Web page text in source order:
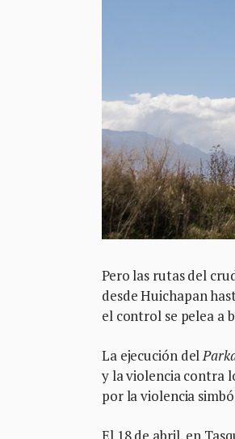
Pero las rutas del
desde Huichapan
el control se pelea a
La ejecución del
y la violencia contra
por la violencia
El 18 de abril, en